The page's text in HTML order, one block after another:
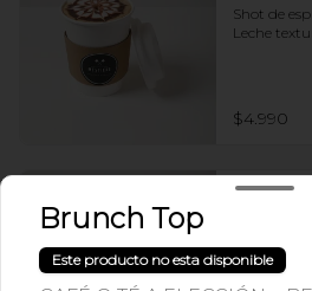
Shot de
Leche
$4.990
Leche
Brunch Top
Este producto no esta disponible